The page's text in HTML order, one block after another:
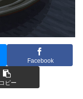
Facebook
コピー